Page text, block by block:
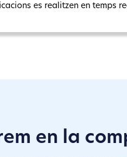
es realitzen en temps
en la